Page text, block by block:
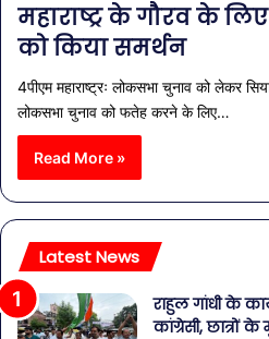
महाराष्ट्र के गौरव के लिए
को किया समर्थन
4पीएम महाराष्ट्रः लोकसभा चुनाव को लेकर
लोकसभा चुनाव को फतेह करने के लिए…
Read More »
Latest News
राहुल गांधी के
कांग्रेसी, छात्रों के